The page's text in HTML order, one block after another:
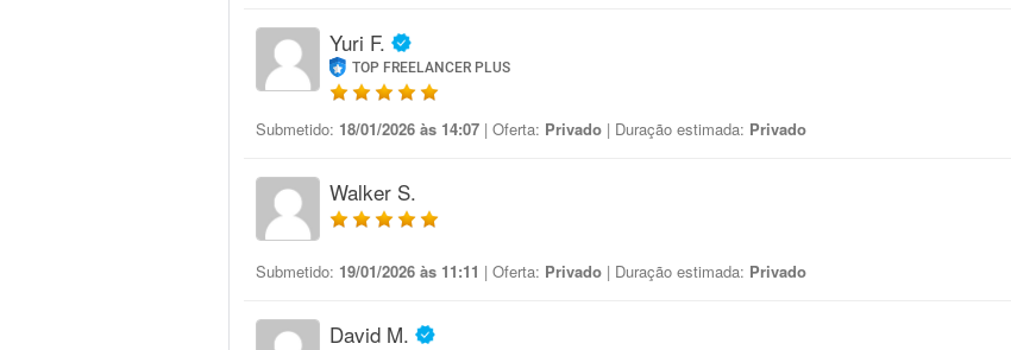
Yuri F.
TOP FREELANCER PLUS
Submetido: 18/01/2026 às 14:07 | Oferta: Privado | Duração estimada: Privado
Walker S.
Submetido: 19/01/2026 às 11:11 | Oferta: Privado | Duração estimada: Privado
David M.